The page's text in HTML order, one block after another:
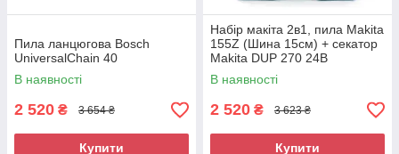
Пила ланцюгова Bosch
UniversalChain 40
В наявності
2 520 ₴ 3 654 ₴
Купити
Набір макіта 2в1, пила Makita
155Z (Шина 15см) + секатор
Makita DUP 270 24В
В наявності
2 520 ₴ 3 623 ₴
Купити